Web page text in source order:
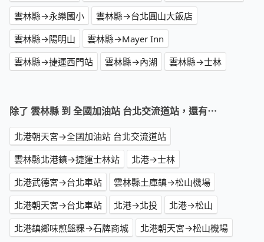
雲林縣→永樂國小
雲林縣→台北圓山大飯店
雲林縣→陽明山
雲林縣→Mayer Inn
雲林縣→捷運西門站
雲林縣→內湖 雲林縣→士林
除了 雲林縣 到 全國加油站 台北交流道站，還有⋯
北港朝天宮→全國加油站 台北交流道站
雲林縣北港鎮→捷運士林站
北港→士林
北港武德宮→台北車站
雲林縣土庫鎮→松山機場
北港朝天宮→台北車站
北港→北投
北港→松山
北港鎮鄉味煎盤粿→石牌商城
北港朝天宮→松山機場